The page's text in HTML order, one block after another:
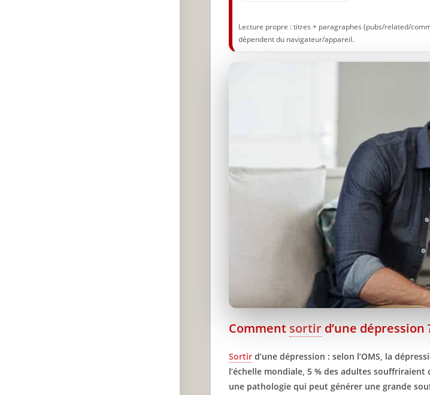
Lecture propre : titres + paragraphes (pubs/related/
dépendent du navigateur/appareil.
Comment sortir d’une dépression
Sortir d’une dépression : selon l’OMS, la
l’échelle mondiale, 5 % des adultes
une pathologie qui peut générer une grande